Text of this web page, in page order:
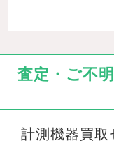
査定・ご不
計測機器買取